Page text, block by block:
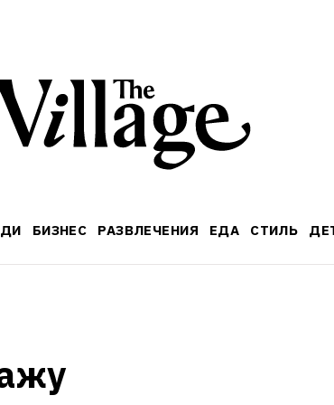
БИЗНЕС РАЗВЛЕЧЕНИЯ ЕДА СТИЛЬ